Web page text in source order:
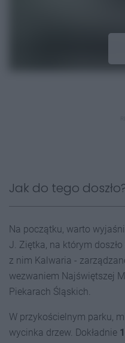
Jak do tego
Na początku, warto
J. Ziętka, na którym
z nim Kalwaria -
wezwaniem Najświętszej
Piekarach Śląskich.
W przykościelnym parku,
wycinka drzew. Dokładnie